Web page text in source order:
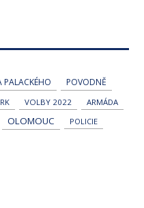
PALACKÉHO POVODNĚ
VOLBY 2022
ARMÁDA
OLOMOUC
POLICIE